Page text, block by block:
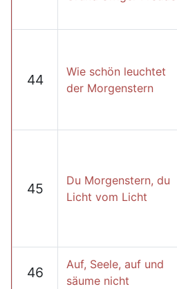
44
Wie schön leuchtet
der Morgenstern
45
Du Morgenstern, du
Licht vom Licht
46
Auf, Seele, auf und
säume nicht